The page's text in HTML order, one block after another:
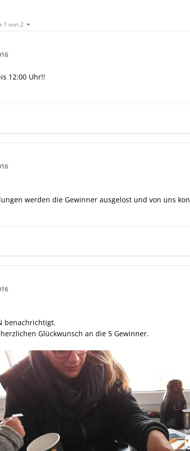
1 von 2
12:00 Uhr!!
werden die Gewinner ausgelost und von uns
benachrichtigt.
Glückwunsch an die 5 Gewinner.